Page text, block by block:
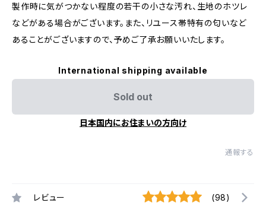
製作時に気がつかない程度の若干の小さな汚れ、生地のホツレ
などがある場合がございます。また、リユース帯特有の匂いなど
あることがございますので、予めご了承お願いいたします。
International shipping available
Sold out
日本国内にお住まいの方向け
通報する
レビュー (98)